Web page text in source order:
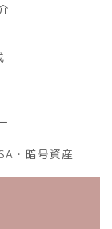
・暗号資産